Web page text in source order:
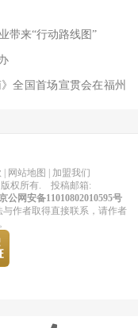
带来“行动路线图”
全国首场宣贯会在福州
网站地图
加盟我们
版权所有. 投稿邮箱:
公网安备11010802010595号
作者取得直接联系，请作者